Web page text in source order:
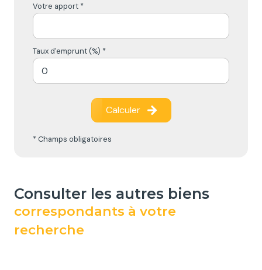
Votre apport *
Taux d'emprunt (%) *
Calculer
* Champs obligatoires
consulter les autres biens
correspondants à votre
recherche